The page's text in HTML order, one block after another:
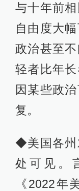
与十年前
自由度大
政治甚至
轻者比年
因某些政
复。
◆美国各州
处可见。
《2022年